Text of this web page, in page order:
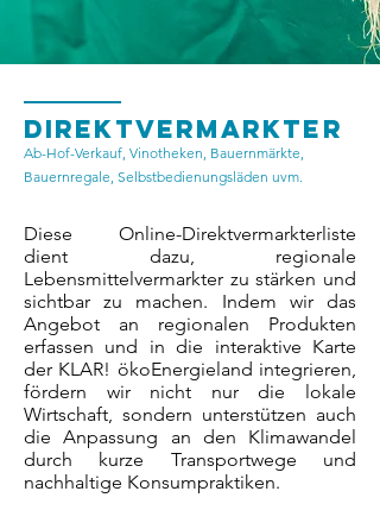
DIREKTVERMARKTER
Ab-Hof-Verkauf, Vinotheken, Bauernmärkte,
Bauernregale, Selbstbedienungsläden uvm.
Diese Online-Direktvermarkterliste
dient dazu, regionale
Lebensmittelvermarkter zu stärken und
sichtbar zu machen. Indem wir das
Angebot an regionalen Produkten
erfassen und in die interaktive Karte
der KLAR! ökoEnergieland integrieren,
fördern wir nicht nur die lokale
Wirtschaft, sondern unterstützen auch
die Anpassung an den Klimawandel
durch kurze Transportwege und
nachhaltige Konsumpraktiken.​​